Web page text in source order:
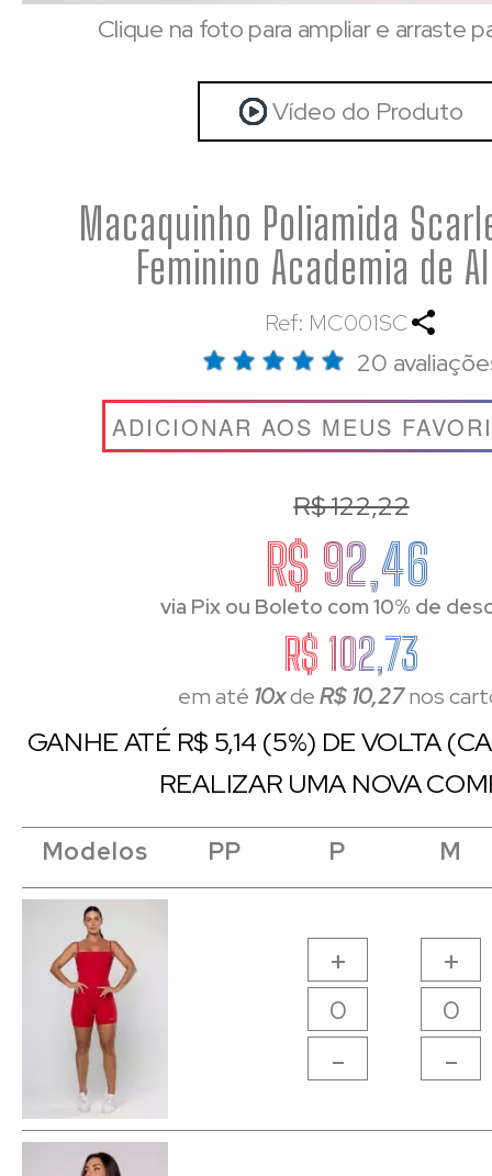
Clique na foto para ampliar e arraste
Vídeo do Produto
Macaquinho Poliamida
Feminino Academia de
Ref: MC001SC
20
ADICIONAR AOS MEUS
R$ 122,22
R$ 92,46
via Pix ou Boleto com 10% de
R$ 102,73
em até 10xdeR$ 10,27nos
GANHE ATÉ R$ 5,14 (5%) DE VOLTA
REALIZAR UMA NOVA
Modelos PP P M
+
-
+
-
Modelos
Modelos
Modelos PP P M